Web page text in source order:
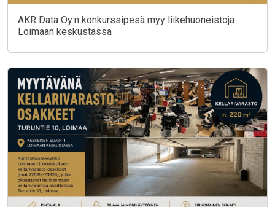
AKR Data Oy:n konkurssipesä myy liikehuoneistoja
Loimaan keskustassa